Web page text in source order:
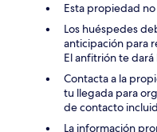
Esta propiedad
Los huéspedes
anticipación para
El anfitrión te
Contacta a la
tu llegada para
de contacto
La información